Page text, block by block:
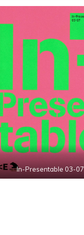
In-Presentable 03-07